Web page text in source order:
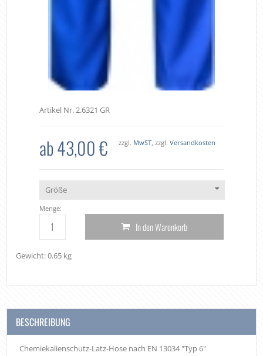
Artikel Nr. 2.6321 GR
ab 43,00 € zzgl. MwST, zzgl. Versandkosten
Größe
Menge:
In den Warenkorb
Gewicht: 0.65 kg
BESCHREIBUNG
Chemiekalienschutz-Latz-Hose nach EN 13034 "Typ 6"